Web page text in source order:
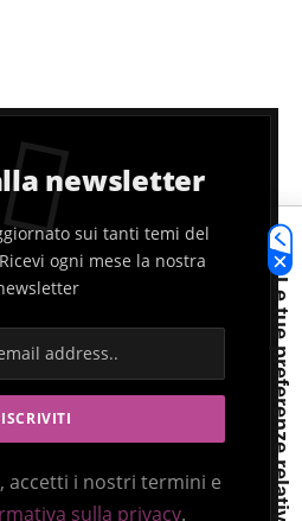
newsletter
sui tanti temi del
ogni mese la nostra
accetti i nostri termini e
sulla privacy.